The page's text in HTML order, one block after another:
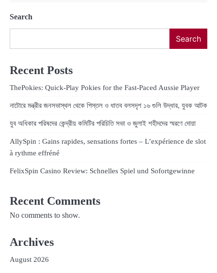
Search
Search
Recent Posts
ThePokies: Quick‑Play Pokies for the Fast‑Paced Aussie Player
নাটোরে মন্ত্রীর জনসভাস্থল থেকে পিস্তল ও ধাতব বলসদৃশ ১৬ গুলি উদ্ধার, যুবক আটক
যুব অধিকার পরিষদের কেন্দ্রীয় কমিটির পরিচিতি সভা ও জুলাই শহীদদের স্মরণে দোয়া
AllySpin : Gains rapides, sensations fortes – L’expérience de slot
à rythme effréné
FelixSpin Casino Review: Schnelles Spiel und Sofortgewinne
Recent Comments
No comments to show.
Archives
August 2026